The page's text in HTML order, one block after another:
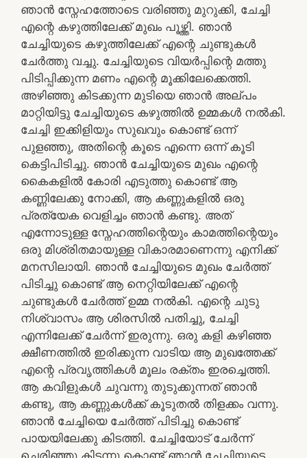
ഞാൻ സ്നേഹത്തോടെ വരിഞ്ഞു മുറുക്കി, ചേച്ചി
എന്റെ കഴുത്തിലേക്ക് മുഖം പൂഴ്ത്തി. ഞാൻ
ചേച്ചിയുടെ കഴുത്തിലേക്ക് എന്റെ ചുണ്ടുകൾ
ചേർത്തു വച്ചു. ചേച്ചിയുടെ വിയർപ്പിന്റെ മത്തു
പിടിപ്പിക്കുന്ന മണം എന്റെ മൂക്കിലേക്കെത്തി.
അഴിഞ്ഞു കിടക്കുന്ന മുടിയെ ഞാൻ അല്പം
മാറ്റിയിട്ടു ചേച്ചിയുടെ കഴുത്തിൽ ഉമ്മകൾ നൽകി.
ചേച്ചി ഇക്കിളിയും സുഖവും കൊണ്ട് ഒന്ന്
പുളഞ്ഞു, അതിന്റെ കൂടെ എന്നെ ഒന്ന് കൂടി
കെട്ടിപിടിച്ചു. ഞാൻ ചേച്ചിയുടെ മുഖം എന്റെ
കൈകളിൽ കോരി എടുത്തു കൊണ്ട് ആ
കണ്ണിലേക്കു നോക്കി, ആ കണ്ണുകളിൽ ഒരു
പ്രത്യേക വെളിച്ചം ഞാൻ കണ്ടു. അത്
എന്നോടുള്ള സ്നേഹത്തിന്റെയും കാമത്തിന്റെയും
ഒരു മിശ്രിതമായുള്ള വികാരമാണെന്നു എനിക്ക്
മനസിലായി. ഞാൻ ചേച്ചിയുടെ മുഖം ചേർത്ത്
പിടിച്ചു കൊണ്ട് ആ നെറ്റിയിലേക്ക് എന്റെ
ചുണ്ടുകൾ ചേർത്ത് ഉമ്മ നൽകി. എന്റെ ചുടു
നിശ്വാസം ആ ശിരസിൽ പതിച്ചു, ചേച്ചി
എന്നിലേക്ക്‌ ചേർന്ന് ഇരുന്നു. ഒരു കളി കഴിഞ്ഞ
ക്ഷീണത്തിൽ ഇരിക്കുന്ന വാടിയ ആ മുഖത്തേക്ക്
എന്റെ പ്രവൃത്തികൾ മൂലം രക്തം ഇരച്ചെത്തി.
ആ കവിളുകൾ ചുവന്നു തുടുക്കുന്നത് ഞാൻ
കണ്ടു, ആ കണ്ണുകൾക്ക് കൂടുതൽ തിളക്കം വന്നു.
ഞാൻ ചേച്ചിയെ ചേർത്ത് പിടിച്ചു കൊണ്ട്
പായയിലേക്കു കിടത്തി. ചേച്ചിയോട് ചേർന്ന്
ചെരിഞ്ഞു കിടന്നു കൊണ്ട് ഞാൻ ചേച്ചിയുടെ